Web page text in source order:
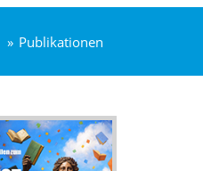
Publikationen